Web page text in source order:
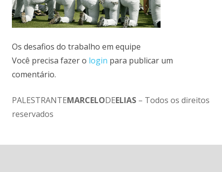
Os desafios do trabalho em equipe
Você precisa fazer o login para publicar um
comentário.
PALESTRANTEMARCELODEELIAS – Todos os direitos
reservados